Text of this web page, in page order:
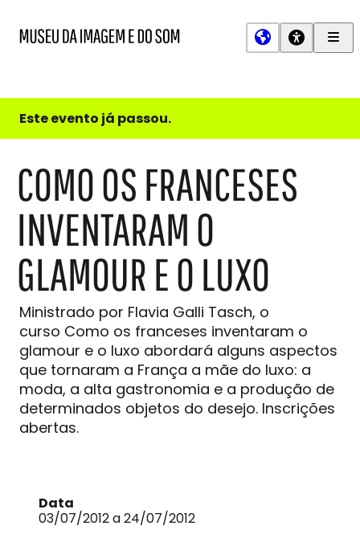
e
do
Este evento já passou.
COMO OS FRANCESES
INVENTARAM O
GLAMOUR E O LUXO
Ministrado por Flavia Galli Tasch, o
curso Como os franceses inventaram o
glamour e o luxo abordará alguns aspectos
que tornaram a França a mãe do luxo: a
moda, a alta gastronomia e a produção de
determinados objetos do desejo. Inscrições
abertas.
Data
03/07/2012 a 24/07/2012